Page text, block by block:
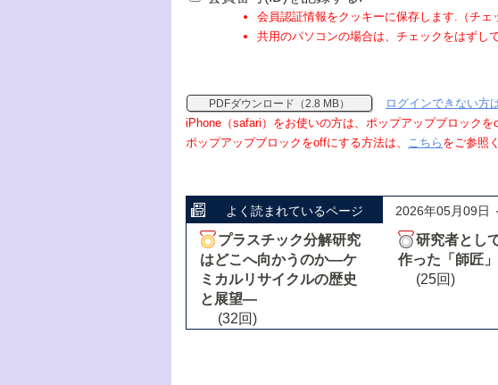
会員認証情報をクッキーに保存します.（チェ
共用のパソコンの場合は、チェックをはずし
PDFダウンロード（2.8 MB）
ログインできない方
iPhone（safari）をお使いの方は、ポップアップブロックを
ポップアップブロックをoffにする方法は、 こちら をご参照
よく読まれているページ 2026年05月09日
プラスチック分解研究
はどこへ向かうのか―ケ
ミカルリサイクルの歴史
と展望―
(32回)
研究者とし
作った「師匠
(25回)